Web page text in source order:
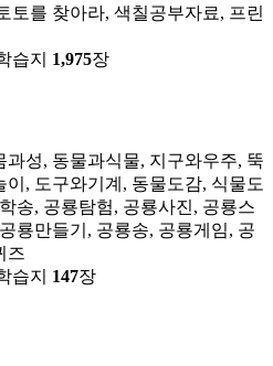
토를 찾아라, 색칠공부자료, 프린
습지 1,975장
과성, 동물과식물, 지구와우주, 뚝
이, 도구와기계, 동물도감, 식물도
송, 공룡탐험, 공룡사진, 공룡스
룡만들기, 공룡송, 공룡게임, 공
즈
습지 147장